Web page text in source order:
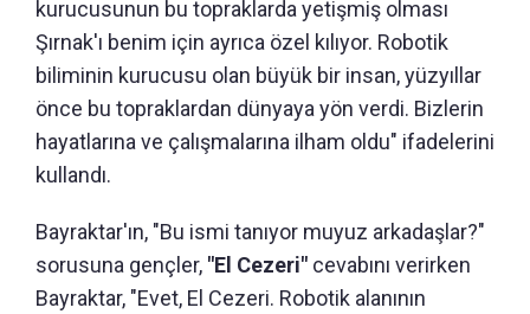
kurucusunun bu topraklarda yetişmiş olması
Şırnak'ı benim için ayrıca özel kılıyor. Robotik
biliminin kurucusu olan büyük bir insan, yüzyıllar
önce bu topraklardan dünyaya yön verdi. Bizlerin
hayatlarına ve çalışmalarına ilham oldu" ifadelerini
kullandı.
Bayraktar'ın, "Bu ismi tanıyor muyuz arkadaşlar?"
sorusuna gençler, "El Cezeri" cevabını verirken
Bayraktar, "Evet, El Cezeri. Robotik alanının